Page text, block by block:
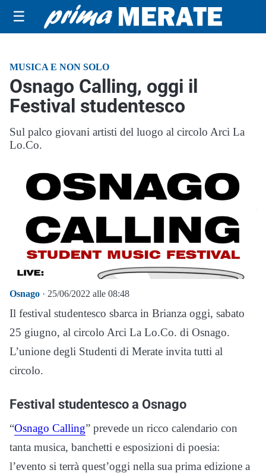
☰
MUSICA E NON SOLO
Osnago Calling, oggi il
Festival studentesco
Sul palco giovani artisti del luogo al circolo Arci La
Lo.Co.
Osnago · 25/06/2022 alle 08:48
Il festival studentesco sbarca in Brianza oggi, sabato
25 giugno, al circolo Arci La Lo.Co. di Osnago.
L’unione degli Studenti di Merate invita tutti al
circolo.
Festival studentesco a Osnago
“Osnago Calling” prevede un ricco calendario con
tanta musica, banchetti e esposizioni di poesia:
l’evento si terrà quest’oggi nella sua prima edizione a